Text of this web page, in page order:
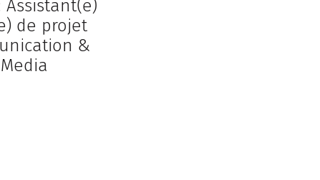
Assistant(e)
de projet
&